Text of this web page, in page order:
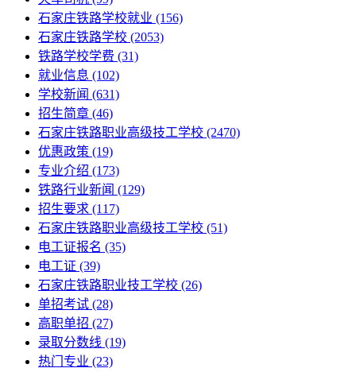
石家庄铁路学校就业 (156)
石家庄铁路学校 (2053)
铁路学校学费 (31)
就业信息 (102)
学校新闻 (631)
招生简章 (46)
石家庄铁路职业高级技工学校 (2470)
优惠政策 (19)
专业介绍 (173)
铁路行业新闻 (129)
招生要求 (117)
石家庄铁路职业高级技工学校​ (51)
电工证报名 (35)
电工证 (39)
石家庄铁路职业技工学校 (26)
单招考试 (28)
高职单招 (27)
录取分数线 (19)
热门专业 (23)